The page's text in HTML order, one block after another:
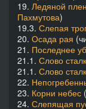
19. Ледяной плен
Пахмутова)
19.3. Слепая
20. Осада рая
21. Последнее
21.1. Слово
21.1. Слово
22.
23. Корни небес
24. Слепящая